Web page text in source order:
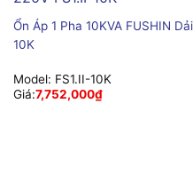
Ổn Áp 1 Pha 10KVA FUSHIN
10K
Model: FS1.II-10K
Giá:7,752,000₫